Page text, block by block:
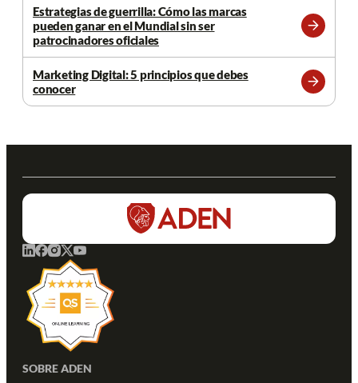
Estrategias de guerrilla: Cómo las marcas
pueden ganar en el Mundial sin ser
patrocinadores oficiales
Leer
más
Marketing Digital: 5 principios que debes
conocer
Leer
más
SOBRE ADEN